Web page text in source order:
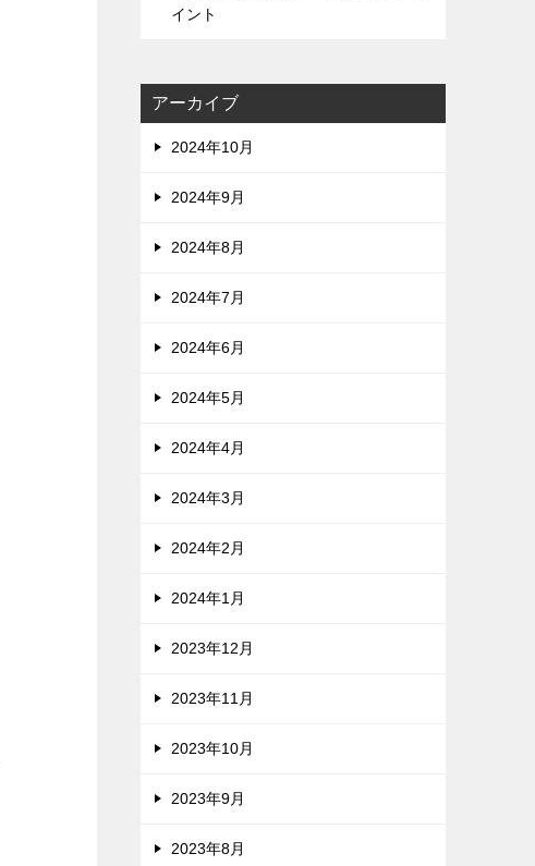
イント
アーカイブ
2024年10月
2024年9月
2024年8月
2024年7月
2024年6月
2024年5月
2024年4月
2024年3月
2024年2月
2024年1月
2023年12月
2023年11月
2023年10月
2023年9月
2023年8月